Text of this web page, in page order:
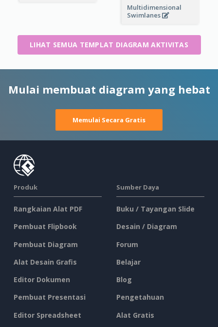
Multidimensional
Swimlanes
LIHAT SEMUA TEMPLAT DIAGRAM AKTIVITAS
Mulai membuat diagram yang hebat
Memulai Secara Gratis
Produk
Rangkaian Alat PDF
Pembuat Flipbook
Pembuat Diagram
Alat Desain Grafis
Editor Dokumen
Pembuat Presentasi
Editor Spreadsheet
Sumber Daya
Buku / Tayangan Slide
Desain / Diagram
Forum
Belajar
Blog
Pengetahuan
Alat Gratis